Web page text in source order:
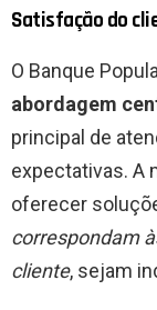
Satisfação do
O Banque
abordagem
principal de
expectativas. A
oferecer
correspondam
cliente, sejam